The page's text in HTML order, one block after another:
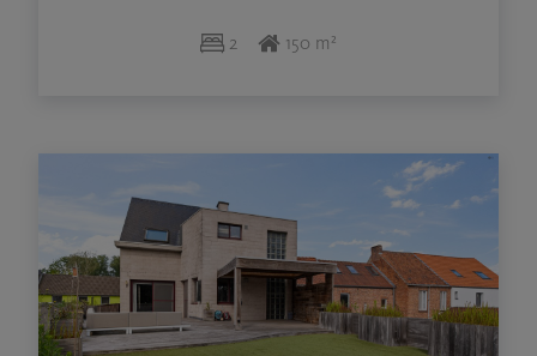
2 150 m²